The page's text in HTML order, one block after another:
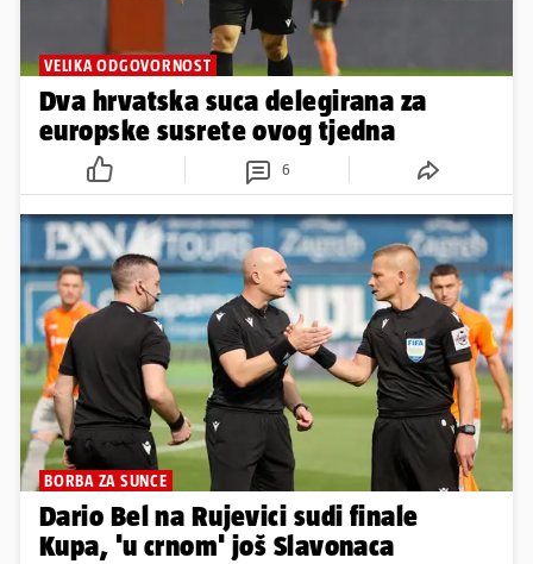
VELIKA ODGOVORNOST
Dva hrvatska suca delegirana za
europske susrete ovog tjedna
6
BORBA ZA SUNCE
Dario Bel na Rujevici sudi finale
Kupa, 'u crnom' još Slavonaca